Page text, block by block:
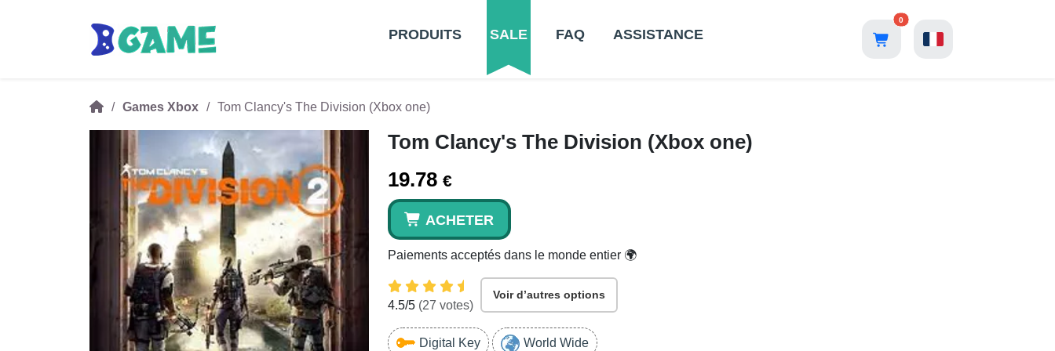
PRODUITS SALE FAQ ASSISTANCE
0
Games Xbox Tom Clancy's The Division (Xbox one)
Tom Clancy's The Division (Xbox one)
19.78 €
ACHETER
Paiements acceptés dans le monde entier 🌍
4.5/5 (27 votes)
Voir d’autres options
Digital Key World Wide